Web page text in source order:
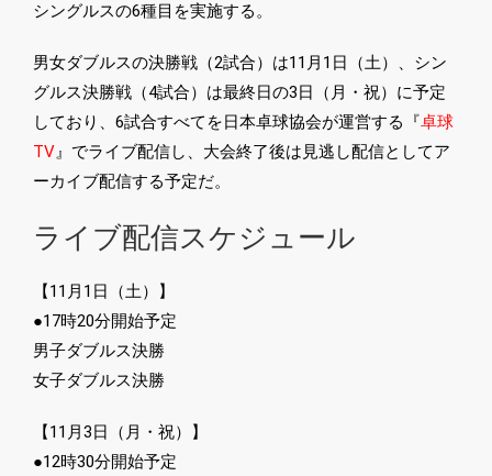
シングルスの6種目を実施する。
男女ダブルスの決勝戦（2試合）は11月1日（土）、シン
グルス決勝戦（4試合）は最終日の3日（月・祝）に予定
しており、6試合すべてを日本卓球協会が運営する『卓球
TV』でライブ配信し、大会終了後は見逃し配信としてア
ーカイブ配信する予定だ。
ライブ配信スケジュール
【11月1日（土）】
●17時20分開始予定
男子ダブルス決勝
女子ダブルス決勝
【11月3日（月・祝）】
●12時30分開始予定